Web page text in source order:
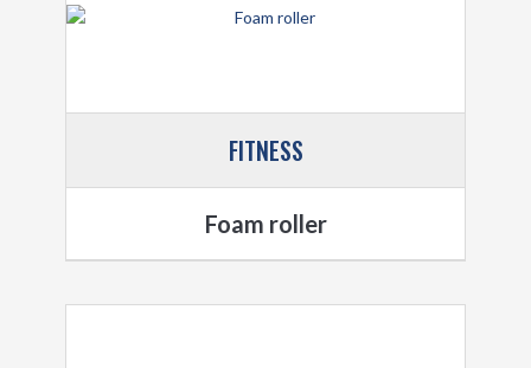
FITNESS
Foam roller